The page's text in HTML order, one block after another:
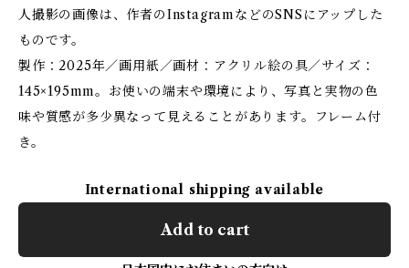
人撮影の画像は、作者のInstagramなどのSNSにアップした
ものです。
製作：2025年／画用紙／画材：アクリル絵の具／サイズ：
145×195mm。お使いの端末や環境により、写真と実物の色
味や質感が多少異なって見えることがあります。フレーム付
き。
International shipping available
Add to cart